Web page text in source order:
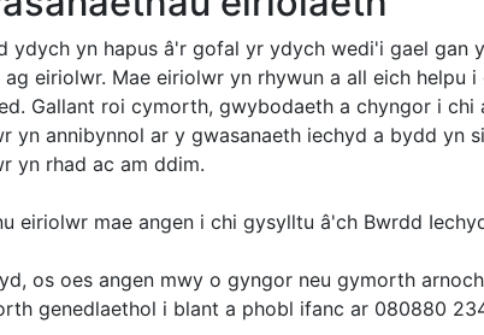
ydych yn hapus â'r gofal yr ydych wedi'i gael gan
ag eiriolwr. Mae eiriolwr yn rhywun a all eich helpu
Gallant roi cymorth, gwybodaeth a chyngor i
yn annibynnol ar y gwasanaeth iechyd a bydd yn
yn rhad ac am ddim.
eiriolwr mae angen i chi gysylltu â'ch Bwrdd
os oes angen mwy o gyngor neu gymorth
genedlaethol i blant a phobl ifanc ar 080880